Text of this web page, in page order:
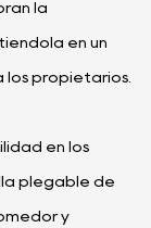
la
en un
propietarios.
en los
plegable de
y